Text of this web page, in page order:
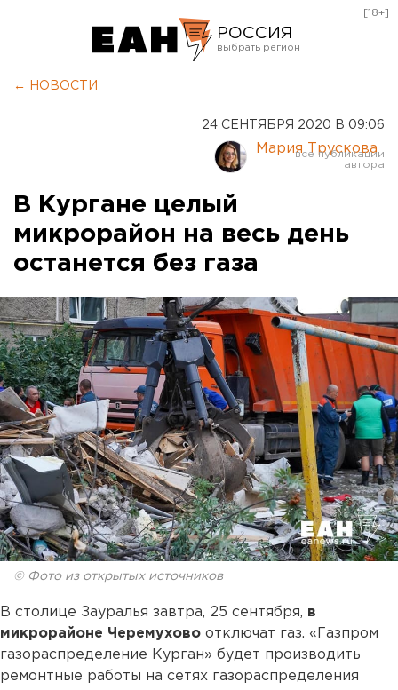
РОССИЯ
Курган
Оренбург
[18+]
← НОВОСТИ
24 СЕНТЯБРЯ 2020 В 09:06
Мария Трускова
В Кургане целый
микрорайон на весь день
останется без газа
© Фото из открытых источников
В столице Зауралья завтра, 25 сентября, в
микрорайоне Черемухово отключат газ. «Газпром
газораспределение Курган» будет производить
ремонтные работы на сетях газораспределения